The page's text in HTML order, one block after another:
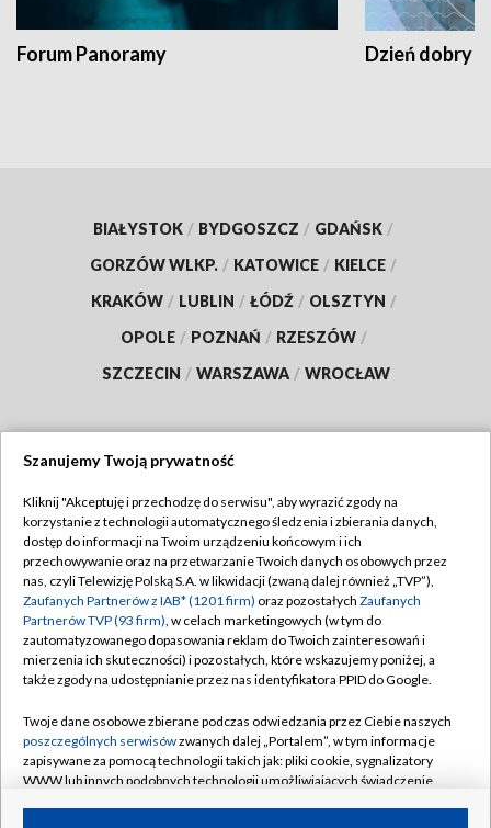
Forum Panoramy Dzień dobry
BIAŁYSTOK / BYDGOSZCZ / GDAŃSK /
GORZÓW WLKP. / KATOWICE / KIELCE /
KRAKÓW / LUBLIN / ŁÓDŹ / OLSZTYN /
OPOLE / POZNAŃ / RZESZÓW /
SZCZECIN / WARSZAWA / WROCŁAW
TVP
Abonament TVP
Emisja w TVP
Centrum informacji TVP
Naziemna Telewizja Cyfrowa
Rada Programowa
System NOS
Informacje o nadawcy
Regulamin TVP
Polityka prywatności
Moje zgody
Pomoc
Kontakt
Kanały
Szanujemy Twoją prywatność
Kliknij "Akceptuję i przechodzę do serwisu", aby wyrazić zgody na
korzystanie z technologii automatycznego śledzenia i zbierania danych,
dostęp do informacji na Twoim urządzeniu końcowym i ich
przechowywanie oraz na przetwarzanie Twoich danych osobowych przez
nas, czyli Telewizję Polską S.A. w likwidacji (zwaną dalej również „TVP”),
Zaufanych Partnerów z IAB* (1201 firm) oraz pozostałych Zaufanych
Partnerów TVP (93 firm), w celach marketingowych (w tym do
zautomatyzowanego dopasowania reklam do Twoich zainteresowań i
mierzenia ich skuteczności) i pozostałych, które wskazujemy poniżej, a
także zgody na udostępnianie przez nas identyfikatora PPID do Google.
Twoje dane osobowe zbierane podczas odwiedzania przez Ciebie naszych
poszczególnych serwisówzwanych dalej „Portalem”, w tym informacje
zapisywane za pomocą technologii takich jak: pliki cookie, sygnalizatory
WWW lub innych podobnych technologii umożliwiających świadczenie